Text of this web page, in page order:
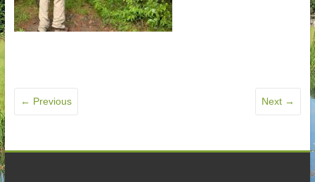
← Previous Next →